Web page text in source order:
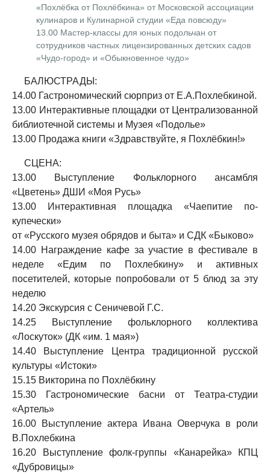
«Похлёбка от Похлёбкина» от Московской ассоциации
кулинаров и Кулинарной студии «Еда повсюду»
13.00 Мастер-классы для юных подольчан от
сотрудников частных лицензированных детских садов
«Чудо-город» и «Обыкновенное чудо»
БАЛЮСТРАДЫ:
14.00 Гастрономический сюрприз от Е.А.Похлебкиной.
13.00 Интерактивные площадки от Централизованной
библиотечной системы и Музея «Подолье»
13.00 Продажа книги «Здравствуйте, я Похлёбкин!»
СЦЕНА:
13.00 Выступление Фольклорного ансамбля
«Цветень» ДШИ «Моя Русь»
13.00 Интерактивная площадка «Чаепитие по-
купечески»
от «Русского музея обрядов и быта» и CДК «Быково»
14.00 Награждение кафе за участие в фестивале в
неделе «Едим по Похлебкину» и активных
посетителей, которые попробовали от 5 блюд за эту
неделю
14.20 Экскурсия с Сеничевой Г.С.
14.25 Выступление фольклорного коллектива
«Лоскуток» (ДК «им. 1 мая»)
14.40 Выступление Центра традиционной русской
культуры «Истоки»
15.15 Викторина по Похлёбкину
15.30 Гастрономические басни от Театра-студии
«Артель»
16.00 Выступление актера Ивана Оверчука в роли
В.Похлебкина
16.20 Выступление фолк-группы «Канарейка» КПЦ
«Дубровицы»